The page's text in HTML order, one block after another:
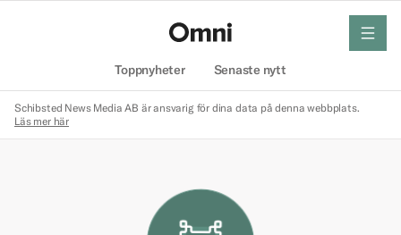
Toppnyheter Senaste nytt
meny
Schibsted News Media AB är ansvarig för dina data på denna webbplats.
Läs mer här